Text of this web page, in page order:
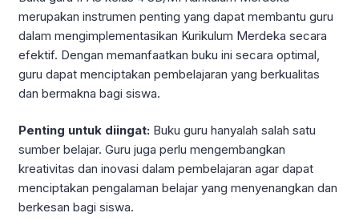
merupakan instrumen penting yang dapat membantu guru
dalam mengimplementasikan Kurikulum Merdeka secara
efektif. Dengan memanfaatkan buku ini secara optimal,
guru dapat menciptakan pembelajaran yang berkualitas
dan bermakna bagi siswa.
Penting untuk diingat: Buku guru hanyalah salah satu
sumber belajar. Guru juga perlu mengembangkan
kreativitas dan inovasi dalam pembelajaran agar dapat
menciptakan pengalaman belajar yang menyenangkan dan
berkesan bagi siswa.